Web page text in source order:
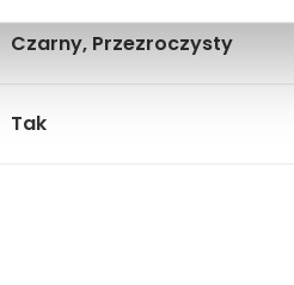
Czarny, Przezroczysty
Tak